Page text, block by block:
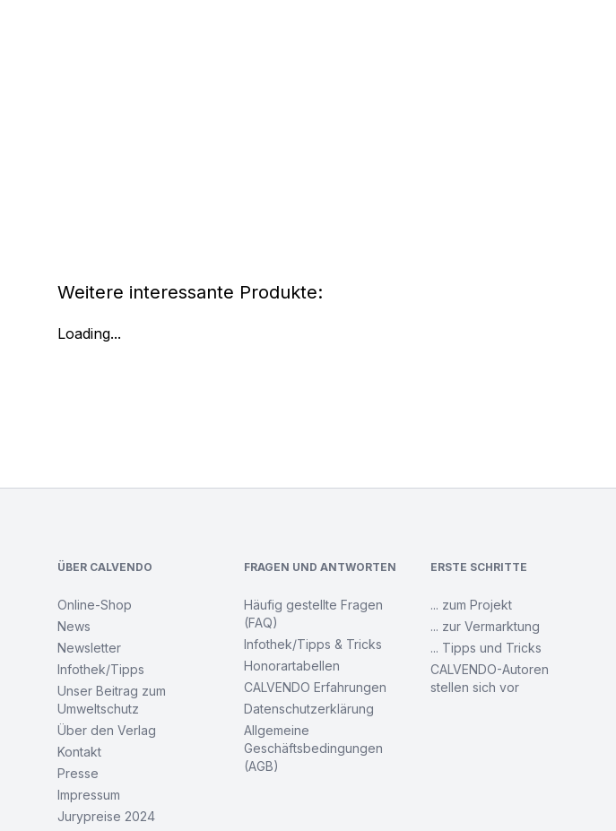
Weitere interessante Produkte:
Loading...
ÜBER CALVENDO
Online-Shop
News
Newsletter
Infothek/Tipps
Unser Beitrag zum
Umweltschutz
Über den Verlag
Kontakt
Presse
Impressum
Jurypreise 2024
FRAGEN UND ANTWORTEN
Häufig gestellte Fragen
(FAQ)
Infothek/Tipps & Tricks
Honorartabellen
CALVENDO Erfahrungen
Datenschutzerklärung
Allgemeine
Geschäftsbedingungen
(AGB)
ERSTE SCHRITTE
... zum Projekt
... zur Vermarktung
... Tipps und Tricks
CALVENDO-Autoren
stellen sich vor